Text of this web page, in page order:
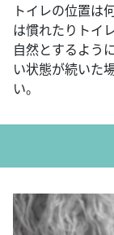
トイレの位置は
は慣れたりトイ
自然とするよう
い状態が続いた
い。